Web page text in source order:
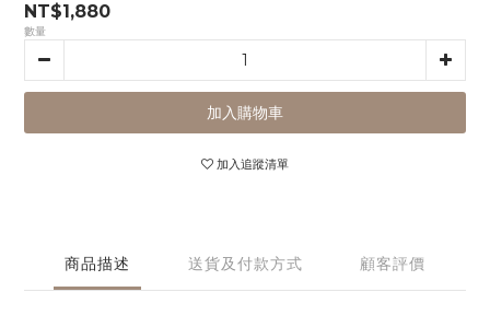
NT$1,880
數量
加入購物車
加入追蹤清單
商品描述 送貨及付款方式 顧客評價